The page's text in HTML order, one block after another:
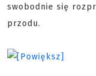
swobodnie się
przodu.